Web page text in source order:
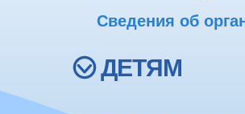
Сведения об
ДЕТЯМ